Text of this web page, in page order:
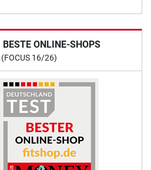
ONLINE-SHOPS
(FOCUS 16/26)